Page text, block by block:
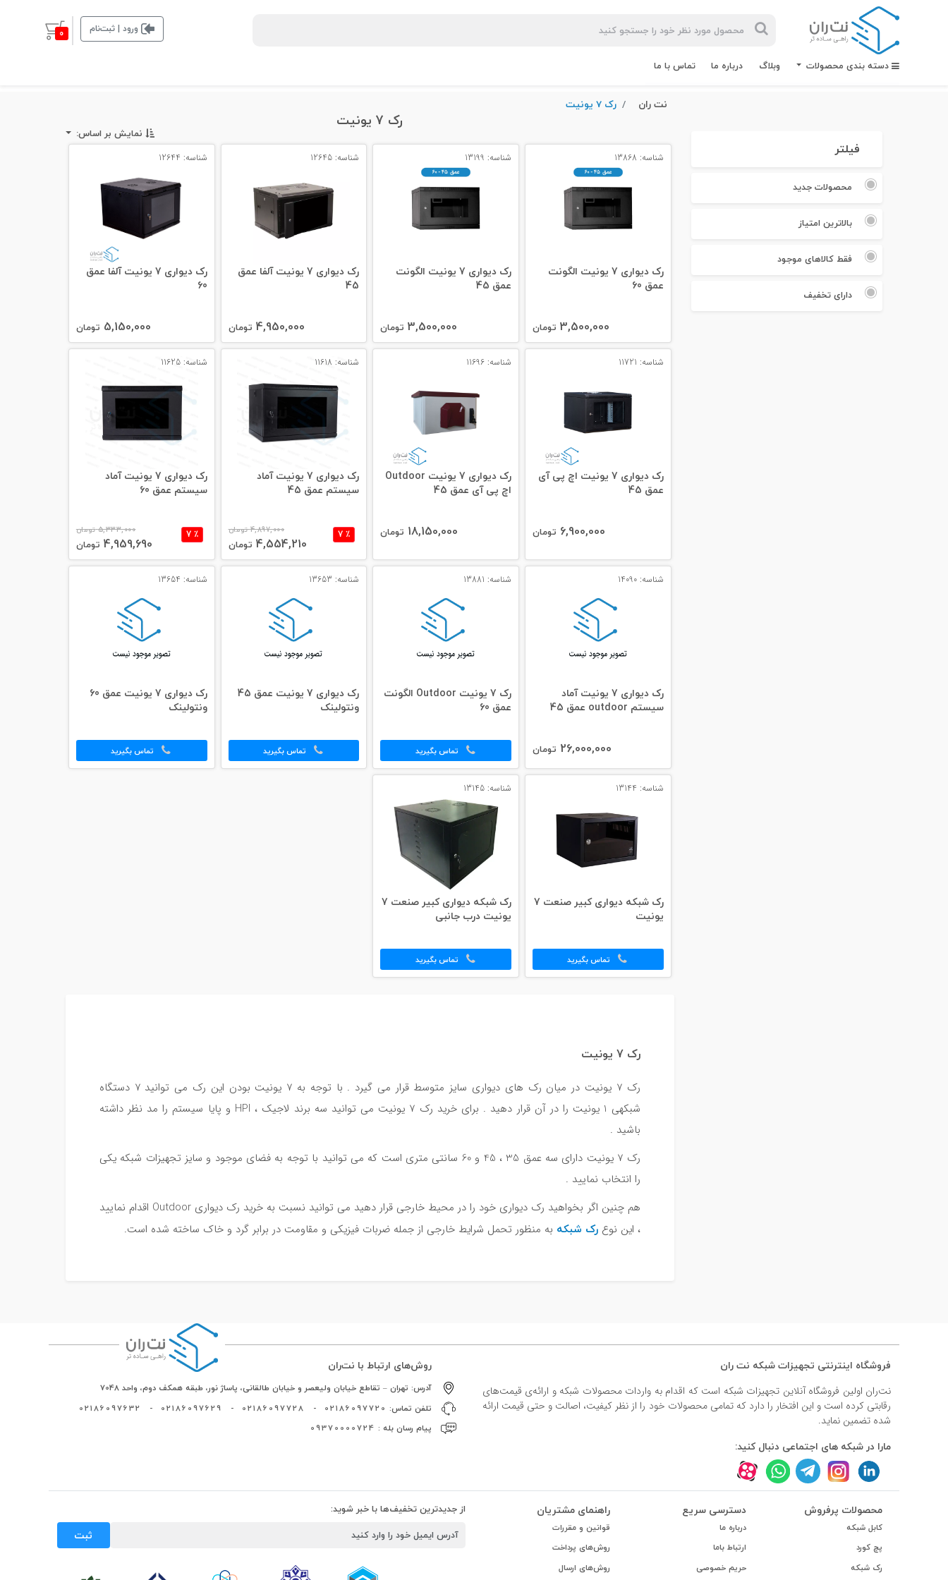
ورود | ثبت‌نام 0
دسته بندی محصولات وبلاگ درباره ما تماس با ما
#کابل شبکه لگراند
#کابل شبکه نگزنس
فیلتر
محصولات جدید
بالاترین امتیاز
فقط کالاهای موجود
دارای تخفیف
نت ران رک 7 یونیت
رک 7 یونیت
نمایش بر اساس:
شناسه: 13868
رک دیواری 7 یونیت الگونت
عمق 60
3,500,000 تومان
شناسه: 13199
رک دیواری 7 یونیت الگونت
عمق 45
3,500,000 تومان
شناسه: 12645
رک دیواری 7 یونیت آلفا عمق
45
4,950,000 تومان
شناسه: 12644
رک دیواری 7 یونیت آلفا عمق
60
5,150,000 تومان
شناسه: 11721
رک دیواری 7 یونیت اچ پی آی
عمق 45
6,900,000 تومان
شناسه: 11696
رک دیواری 7 یونیت Outdoor
اچ پی آی عمق 45
18,150,000 تومان
شناسه: 11618
رک دیواری 7 یونیت آماد
سیستم عمق 45
4,897,000 تومان ٪ 7 4,554,210 تومان
شناسه: 11625
رک دیواری 7 یونیت آماد
سیستم عمق 60
5,333,000 تومان ٪ 7 4,959,690 تومان
شناسه: 14090
رک دیواری 7 یونیت آماد
سیستم outdoor عمق 45
26,000,000 تومان
شناسه: 13881
رک 7 يونيت Outdoor الگونت
عمق 60
تماس بگیرید
شناسه: 13653
رک دیواری 7 یونیت عمق 45
ونتولینک
تماس بگیرید
شناسه: 13654
رک دیواری 7 یونیت عمق 60
ونتولینک
تماس بگیرید
شناسه: 13144
رک شبکه دیواری کبیر صنعت 7
یونیت
تماس بگیرید
شناسه: 13145
رک شبکه دیواری کبیر صنعت 7
یونیت درب جانبی
تماس بگیرید
رک 7 یونیت
رک 7 یونیت در میان رک های دیواری سایز متوسط قرار می گیرد . با توجه به 7 یونیت بودن این رک می توانید 7 دستگاه
شبکه‍ی 1 یونیت را در آن قرار دهید . برای خرید رک 7 یونیت می توانید سه برند لاجیک ، HPI و پایا سیستم را مد نظر داشته
باشید .
رک 7 یونیت دارای سه عمق 35 ، 45 و 60 سانتی متری است که می توانید با توجه به فضای موجود و سایز تجهیزات شبکه یکی
را انتخاب نمایید .
هم چنین اگر بخواهید رک دیواری خود را در محیط خارجی قرار دهید می توانید نسبت به خرید رک دیواری Outdoor اقدام نمایید
، این نوعرک شبکه به منظور تحمل شرایط خارجی از جمله ضربات فیزیکی و مقاومت در برابر گرد و خاک ساخته شده است.
فروشگاه اینترنتی تجهیزات شبکه نت ران
نت‌ران اولین فروشگاه آنلاین تجهیزات شبکه است که اقدام به واردات محصولات شبکه و ارائه‌ی قیمت‌های
رقابتی کرده است و این افتخار را دارد که تمامی محصولات خود را از نظر کیفیت، اصالت و حتی قیمت ارائه
شده تضمین نماید.
مارا در شبکه های اجتماعی دنبال کنید:
روش‌های ارتباط با نت‌ران
آدرس: تهران – تقاطع خیابان ولیعصر و خیابان طالقانی، پاساژ نور، طبقه همکف دوم، واحد 7048
تلفن تماس: 02186097720
-
02186097728
-
02186097629
-
02186097632
پیام رسان بله : 09370000724
محصولات پرفروش
کابل شبکه
پچ کورد
رک شبکه
دسترسی سریع
درباره ما
ارتباط باما
حریم خصوصی
راهنمای مشتریان
قوانین و مقررات
روش‌های پرداخت
روش‌های ارسال
از جدیدترین تخفیف‌ها با خبر شوید:
ثبت